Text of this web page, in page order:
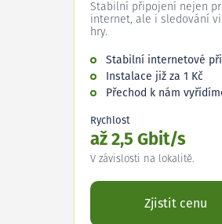
Stabilní připojení nejen
internet, ale i sledování
hry.
Stabilní internetové
Instalace již za 1 Kč
Přechod k nám
Rychlost
až 2,5 Gbit/s
V závislosti na lokalitě.
Zjistit cenu